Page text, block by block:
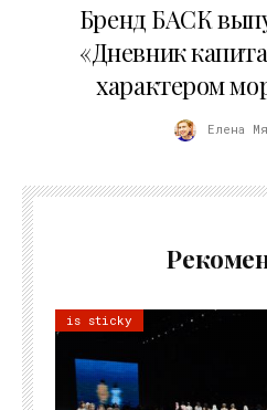
Бренд БАСК
«Дневник
характером
Елена
is sticky